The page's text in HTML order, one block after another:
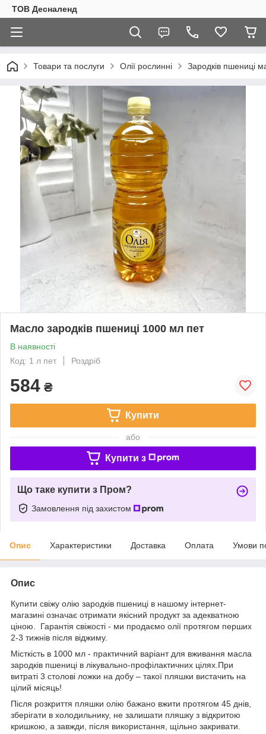
ТОВ Десналенд
Товари та послуги Олії рослинні Зародків пшениці
Масло зародків пшениці 1000 мл пет
В наявності
Код: 1 л пет
Роздріб
584 ₴
Купити
або
Купити з
Що таке купити з Пром?
Замовлення під захистом
Опис Характеристики Доставка Оплата Умови
Опис
Купити свіжу олію зародків пшениці в нашому інтернет-
магазині означає отримати якісний продукт за адекватною
ціною. Гарантія свіжості - ми продаємо олії протягом перших
2-3 тижнів після віджиму.
Місткість в 1000 мл - практичний варіант для вживання масла
зародків пшениці в лікувально-профілактичних цілях.При
витраті 3 столові ложки на добу – такої пляшки вистачить на
цілий місяць!
Після розкриття пляшки олію бажано вжити протягом 45 днів,
зберігати в холодильнику, не залишати пляшку з відкритою
кришкою, а завжди, після використання, щільно закривати.